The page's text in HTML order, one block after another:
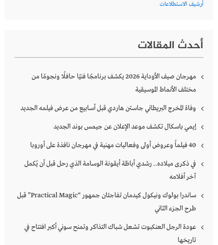
أرشيف الاستطلاعات
أحدث المقالات
مهرجان صيف الأوداية 2026 يكشف برنامجًا فنيًا حافلًا ونجومًا من
مختلف الأنماط الموسيقية
وفاة المخرج البريطاني جاستن هاردي قبل أسابيع من عرض فيلمه الجديد
إيمي باسكال تكشف موعد الإعلان عن جيمس بوند الجديد
40 فيلماً وعروض أولى وفعاليات مهنية في مهرجان نافذة على أوروبا
في ذكرى ميلاده.. رشدي أباظة أيقونة الوسامة الذي رحل قبل أن يُكمل
آخر أفلامه
ساندرا بولوك ونيكول كيدمان تفاجئان جمهور “Practical Magic” قبل
طرح الجزء الثاني
عودة الرجل العنكبوت تشعل شباك التذاكر وتمنح سوني أكبر افتتاح في
تاريخها